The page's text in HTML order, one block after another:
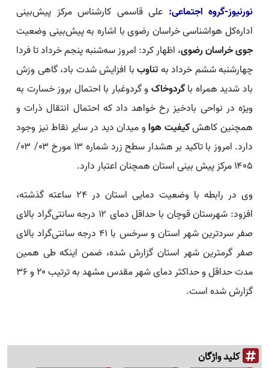
نورنیوز-گروه اجتماعی: علی قاسمی کارشناس مرکز پیش‌بینی
اداره‌کل هواشناسی خراسان رضوی با اشاره به پیش‌بینی وضعیت
جوی خراسان رضوی، اظهار کرد: امروز سه‌شنبه پنجم خرداد تا فردا
چهارشنبه ششم خرداد بهتناوببا افزایش شدت باد، گاهی وزش
باد شدید همراه باگردوخاک و گردوغبار با احتمال بروز خسارت به
ویژه در نواحی بادخیز رخ خواهد داد که احتمال انتقال ذرات و
همچنین کاهشکیفیت هواو میدان دید در سایر نقاط نیز وجود
دارد. امروز با تاکید بر هشدار سطح زرد شماره ۱۳ مورخ ۰۳/ ۰۳/
۱۴۰۵ مرکز پیش بینی استان همچنان اعتبار دارد.
وی در رابطه با وضعیت دمایی استان در ۲۴ ساعته گذشته،
افزود: شهرستان قوچان با حداقل دمای ۱۲ درجه سانتی‌گراد بالای
صفر سردترین شهر استان و سرخس با ۴۱ درجه سانتی‌گراد بالای
صفر گرمترین شهر استان گزارش شده، ضمن اینکه طی همین
مدت حداقل و حداکثر دمای شهر مقدس مشهد به ترتیب ۲۰ و ۳۶
گزارش شده است.
کلید واژگان